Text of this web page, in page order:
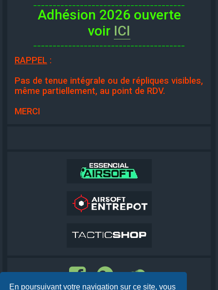
En poursuivant votre navigation sur ce site, vous
Adhésion 2026 ouverte
voir ICI
RAPPEL :
Pas de tenue intégrale ou de répliques visibles,
même partiellement, au point de RDV.
MERCI